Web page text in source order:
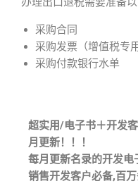
采购合同
采购发票（增值税专
采购付款银行水单
超实用/电子书＋开发
月更新！！！
每月更新名录的开发电
销售开发客户必备,百